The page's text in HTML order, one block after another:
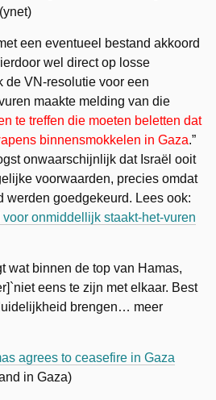
een eventueel bestand akkoord
wel direct op losse
de VN-resolutie voor een
maakte melding van die
te treffen die moeten beletten dat
binnensmokkelen in Gaza.”
onwaarschijnlijk dat Israël ooit
voorwaarden, precies omdat
werden goedgekeurd. Lees ook:
onmiddellijk staakt-het-vuren
wat binnen de top van Hamas,
eens te zijn met elkaar. Best
brengen… meer
agrees to ceasefire in Gaza
in Gaza)